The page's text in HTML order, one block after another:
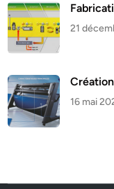
21
16 mai